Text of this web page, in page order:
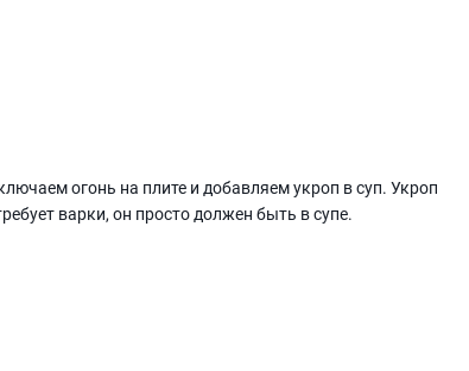
огонь на плите и добавляем укроп в суп. Укроп
варки, он просто должен быть в супе.